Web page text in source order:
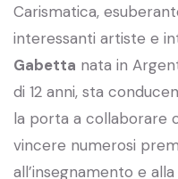
Carismatica,
interessanti artiste e
Gabetta nata in
di 12 anni, sta
la porta a collaborare
vincere numerosi
all’insegnamento e